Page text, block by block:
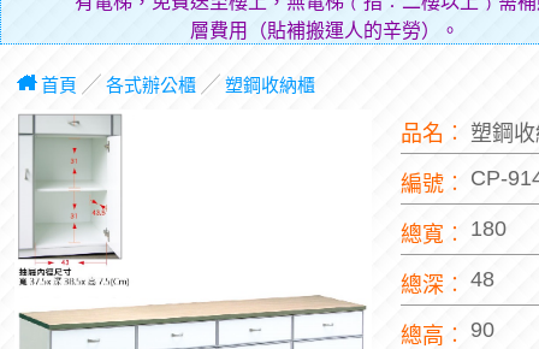
層費用（貼補搬運人的辛勞）。
首頁 ╱ 各式辦公櫃╱ 塑鋼收納櫃
品名︰ 塑鋼
編號︰ CP-
總寬︰ 180
總深︰ 48
總高︰ 90